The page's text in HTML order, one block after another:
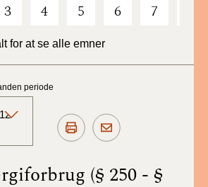
3 4 5 6 7
for at se alle emner
(§ 250 - §
periode